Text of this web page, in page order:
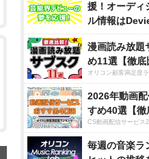
援！オーディ
ル情報は
漫画読み放題
め11選【徹底
オリコン顧客満足度
2026年動画
すめ40選【徹
CS動画配信サービス
毎週の音楽ラ